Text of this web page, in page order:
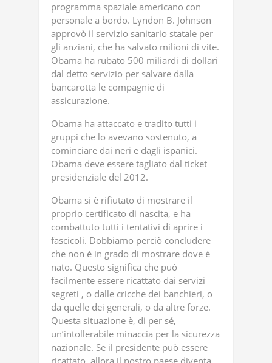
programma spaziale americano con
personale a bordo. Lyndon B. Johnson
approvò il servizio sanitario statale per
gli anziani, che ha salvato milioni di vite.
Obama ha rubato 500 miliardi di dollari
dal detto servizio per salvare dalla
bancarotta le compagnie di
assicurazione.
Obama ha attaccato e tradito tutti i
gruppi che lo avevano sostenuto, a
cominciare dai neri e dagli ispanici.
Obama deve essere tagliato dal ticket
presidenziale del 2012.
Obama si è rifiutato di mostrare il
proprio certificato di nascita, e ha
combattuto tutti i tentativi di aprire i
fascicoli. Dobbiamo perciò concludere
che non è in grado di mostrare dove è
nato. Questo significa che può
facilmente essere ricattato dai servizi
segreti , o dalle cricche dei banchieri, o
da quelle dei generali, o da altre forze.
Questa situazione è, di per sé,
un’intollerabile minaccia per la sicurezza
nazionale. Se il presidente può essere
ricattato, allora il nostro paese diventa